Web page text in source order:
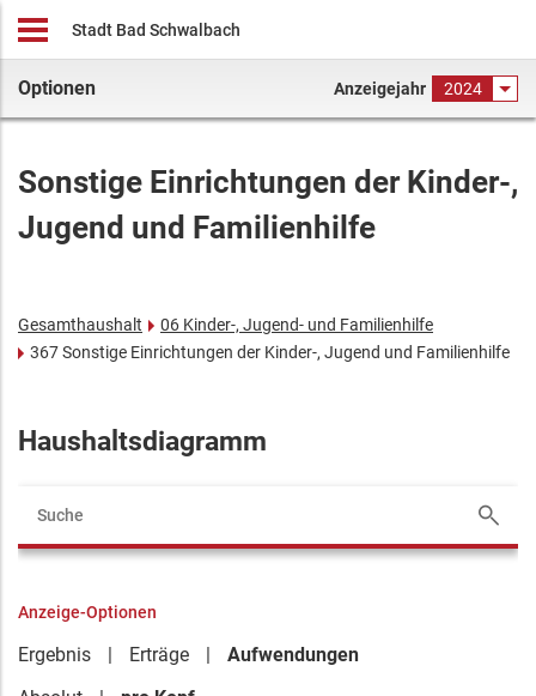
Stadt Bad Schwalbach
Optionen Anzeigejahr 2024
Sonstige Einrichtungen der Kinder-,
Jugend und Familienhilfe
Gesamthaushalt
06 Kinder-, Jugend- und Familienhilfe
367 Sonstige Einrichtungen der Kinder-, Jugend und Familienhilfe
Haushaltsdiagramm
Anzeige-Optionen
Ergebnis Erträge
Aufwendungen